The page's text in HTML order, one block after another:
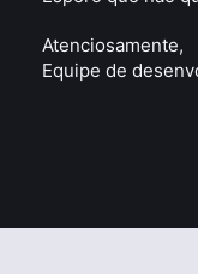
Atenciosamente,
Equipe de